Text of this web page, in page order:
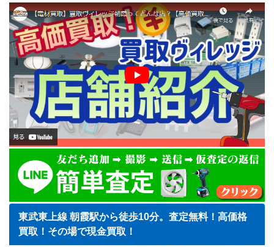
東武東上線 朝霞駅から徒歩10分。査定無料！高価格
買取！その場で現金買取！